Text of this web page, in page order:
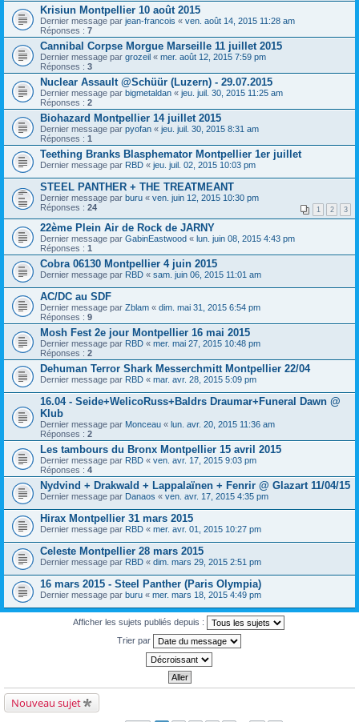
Krisiun Montpellier 10 août 2015
Dernier message par jean-francois « ven. août 14, 2015 11:28 am
Réponses : 7
Cannibal Corpse Morgue Marseille 11 juillet 2015
Dernier message par grozeil « mer. août 12, 2015 7:59 pm
Réponses : 3
Nuclear Assault @Schüür (Luzern) - 29.07.2015
Dernier message par bigmetaldan « jeu. juil. 30, 2015 11:25 am
Réponses : 2
Biohazard Montpellier 14 juillet 2015
Dernier message par pyofan « jeu. juil. 30, 2015 8:31 am
Réponses : 1
Teething Branks Blasphemator Montpellier 1er juillet
Dernier message par RBD « jeu. juil. 02, 2015 10:03 pm
STEEL PANTHER + THE TREATMEANT
Dernier message par buru « ven. juin 12, 2015 10:30 pm
Réponses : 24 1 2 3
22ème Plein Air de Rock de JARNY
Dernier message par GabinEastwood « lun. juin 08, 2015 4:43 pm
Réponses : 1
Cobra 06130 Montpellier 4 juin 2015
Dernier message par RBD « sam. juin 06, 2015 11:01 am
AC/DC au SDF
Dernier message par Zblam « dim. mai 31, 2015 6:54 pm
Réponses : 9
Mosh Fest 2e jour Montpellier 16 mai 2015
Dernier message par RBD « mer. mai 27, 2015 10:48 pm
Réponses : 2
Dehuman Terror Shark Messerchmitt Montpellier 22/04
Dernier message par RBD « mar. avr. 28, 2015 5:09 pm
16.04 - Seide+WelicoRuss+Baldrs Draumar+Funeral Dawn @
Klub
Dernier message par Monceau « lun. avr. 20, 2015 11:36 am
Réponses : 2
Les tambours du Bronx Montpellier 15 avril 2015
Dernier message par RBD « ven. avr. 17, 2015 9:03 pm
Réponses : 4
Nydvind + Drakwald + Lappalaïnen + Fenrir @ Glazart 11/04/15
Dernier message par Danaos « ven. avr. 17, 2015 4:35 pm
Hirax Montpellier 31 mars 2015
Dernier message par RBD « mer. avr. 01, 2015 10:27 pm
Celeste Montpellier 28 mars 2015
Dernier message par RBD « dim. mars 29, 2015 2:51 pm
16 mars 2015 - Steel Panther (Paris Olympia)
Dernier message par buru « mer. mars 18, 2015 4:49 pm
Afficher les sujets publiés depuis :
Trier par
Nouveau sujet